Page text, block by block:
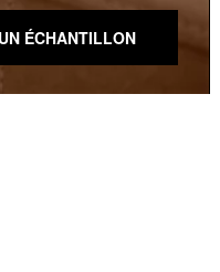
ÉCHANTILLON